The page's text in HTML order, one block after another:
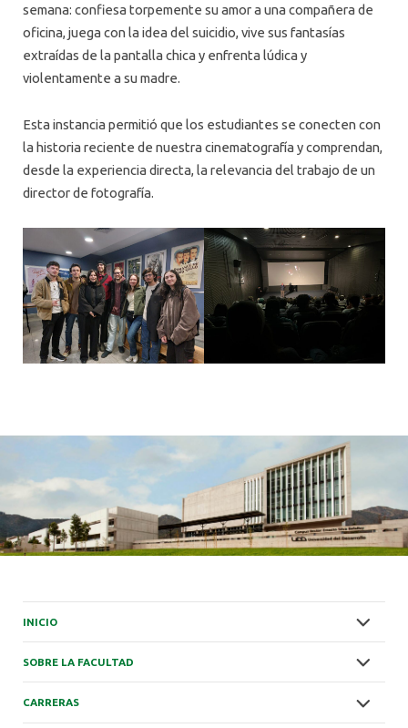
semana: confiesa torpemente su amor a una compañera de
oficina, juega con la idea del suicidio, vive sus fantasías
extraídas de la pantalla chica y enfrenta lúdica y
violentamente a su madre.
Esta instancia permitió que los estudiantes se conecten con
la historia reciente de nuestra cinematografía y comprendan,
desde la experiencia directa, la relevancia del trabajo de un
director de fotografía.
INICIO
SOBRE LA FACULTAD
CARRERAS